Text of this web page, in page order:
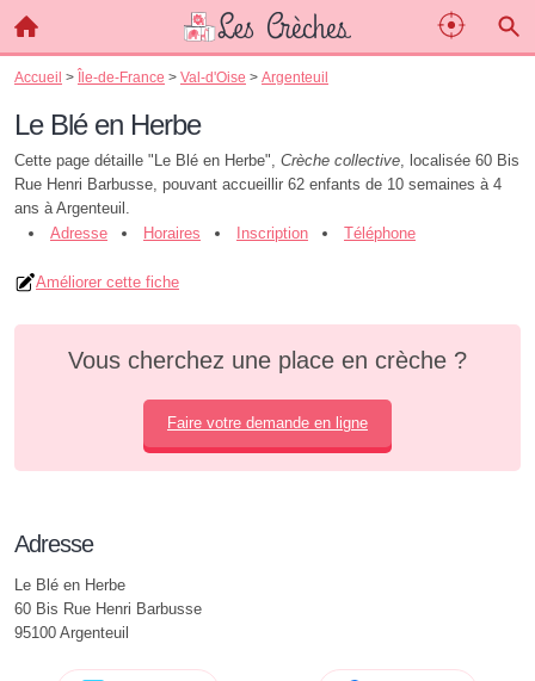
Accueil > Île-de-France > Val-d'Oise > Argenteuil
Le Blé en Herbe
Cette page détaille "Le Blé en Herbe", Crèche collective, localisée 60 Bis
Rue Henri Barbusse, pouvant accueillir 62 enfants de 10 semaines à 4
ans à Argenteuil.
Adresse
Horaires Inscription Téléphone
Améliorer cette fiche
Vous cherchez une place en crèche ?
Faire votre demande en ligne
Adresse
Le Blé en Herbe
60 Bis Rue Henri Barbusse
95100 Argenteuil